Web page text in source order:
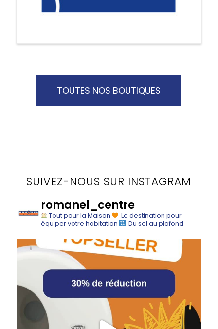
TOUTES NOS BOUTIQUES
SUIVEZ-NOUS SUR INSTAGRAM
romanel_centre
Tout pour la Maison
La destination pour
équiper votre habitation
Du sol au plafond